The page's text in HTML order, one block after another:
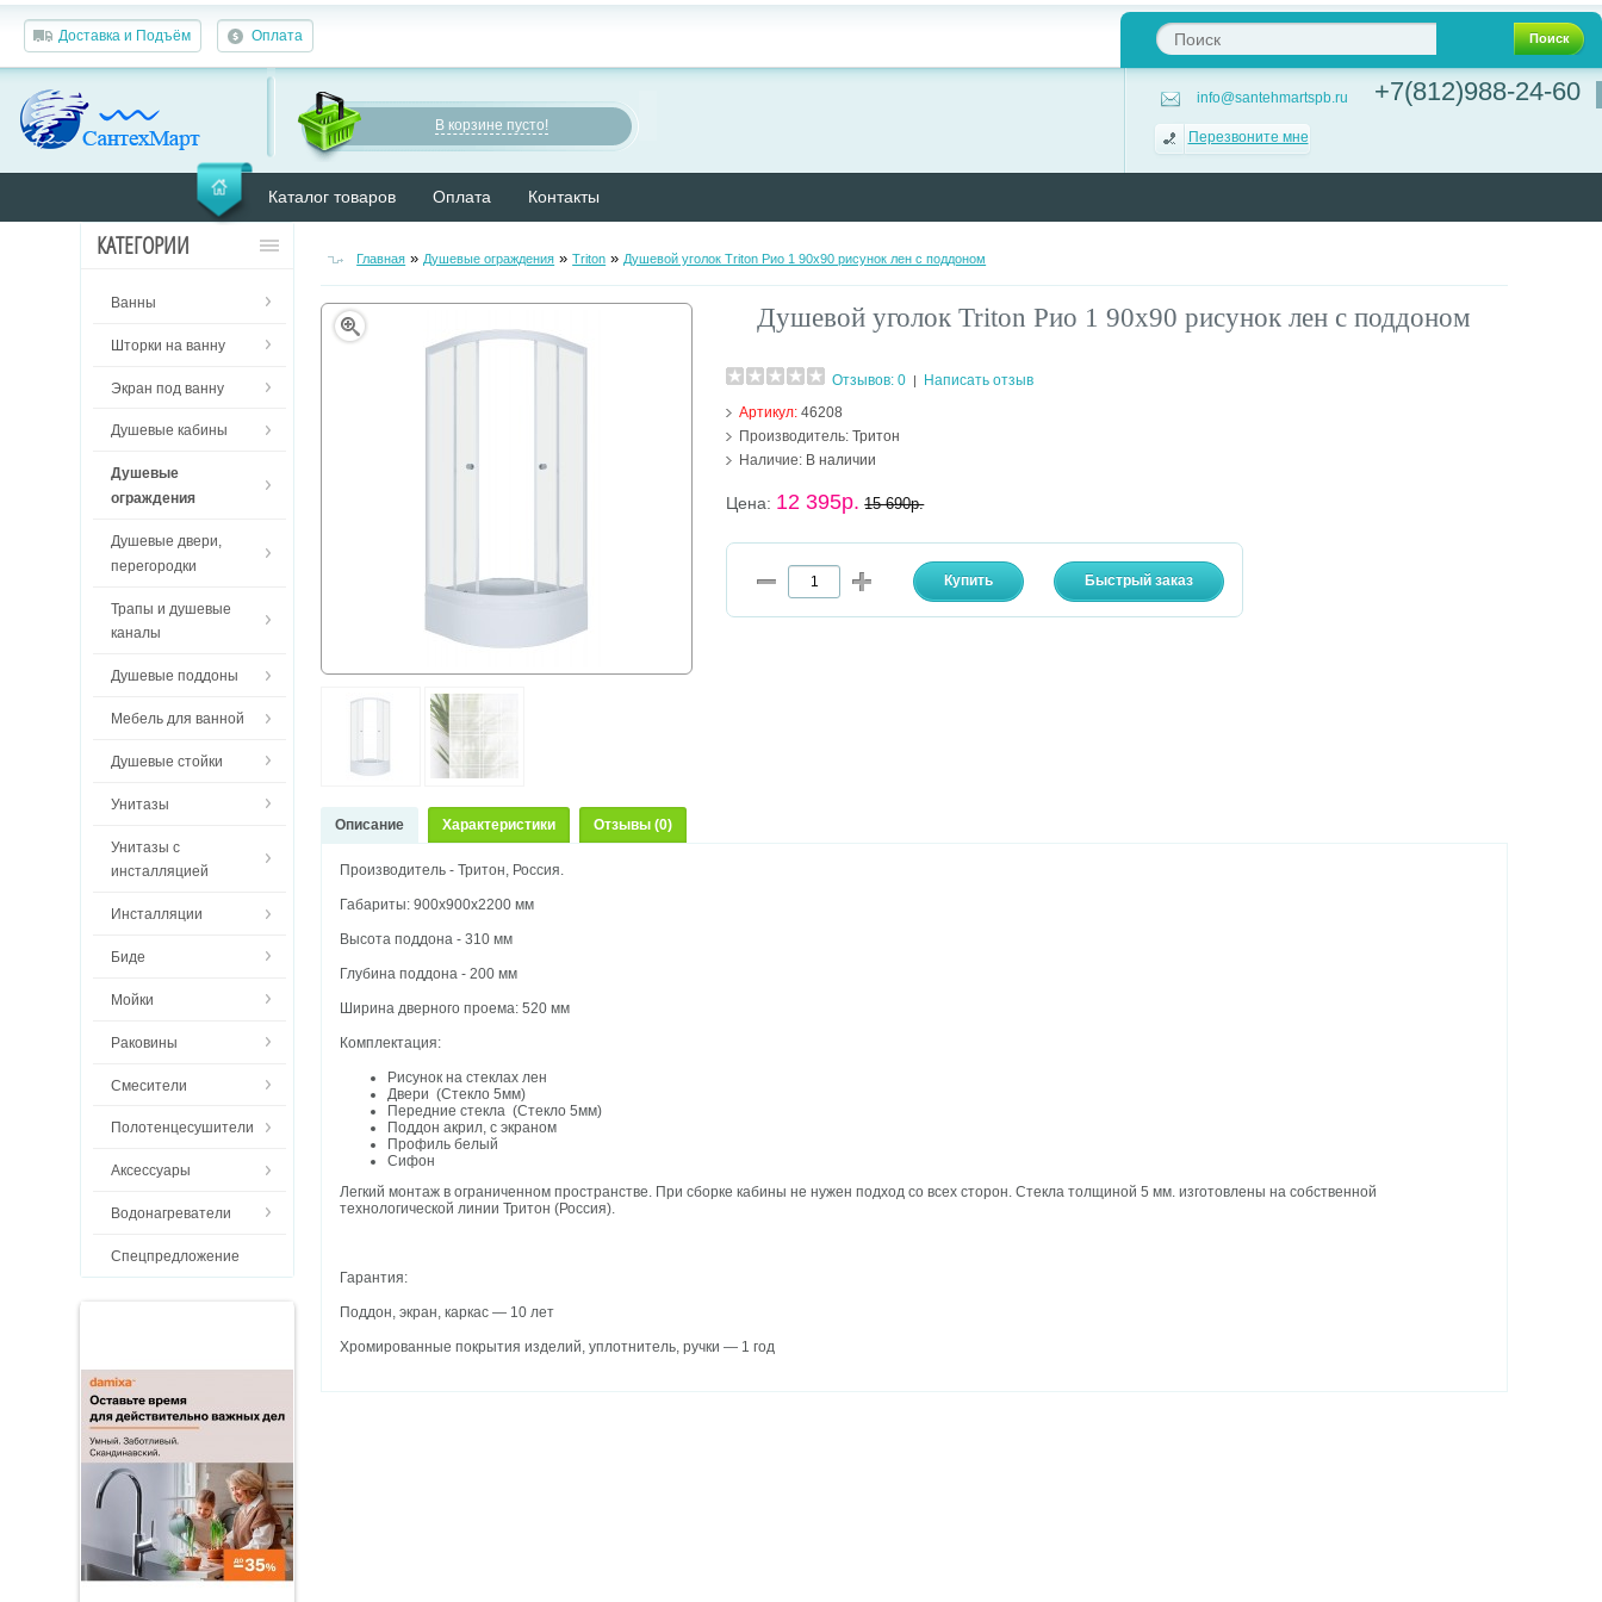
Доставка и Подъём Оплата Поиск
В корзине пусто!
info@santehmartspb.ru
Перезвоните мне
+7(812)988-24-60
Каталог товаров Оплата Контакты
КАТЕГОРИИ
Ванны
Шторки на ванну
Экран под ванну
Душевые кабины
Душевые
ограждения
Душевые двери,
перегородки
Трапы и душевые
каналы
Душевые поддоны
Мебель для ванной
Душевые стойки
Унитазы
Унитазы с
инсталляцией
Инсталляции
Биде
Мойки
Раковины
Смесители
Полотенцесушители
Аксессуары
Водонагреватели
Спецпредложение
Главная »Душевые ограждения »Triton »Душевой уголок Triton Рио 1 90х90 рисунок лен с поддоном
Душевой уголок Triton Рио 1 90х90 рисунок лен с поддоном
Отзывов: 0 |
Написать отзыв
Артикул:46208
Производитель: Тритон
Наличие: В наличии
Цена: 12 395р. 15 690р.
Описание Характеристики Отзывы (0)
Производитель - Тритон, Россия.
Габариты: 900х900х2200 мм
Высота поддона - 310 мм
Глубина поддона - 200 мм
Ширина дверного проема: 520 мм
Комплектация:
Рисунок на стеклах лен
Двери (Стекло 5мм)
Передние стекла (Стекло 5мм)
Поддон акрил, с экраном
Профиль белый
Сифон
Легкий монтаж в ограниченном пространстве. При сборке кабины не нужен подход со всех сторон. Стекла толщиной 5 мм. изготовлены на собственной
технологической линии Тритон (Россия).
Гарантия:
Поддон, экран, каркас — 10 лет
Хромированные покрытия изделий, уплотнитель, ручки — 1 год